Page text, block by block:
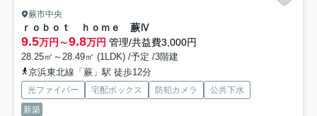
蕨市中央
ｒｏｂｏｔ ｈｏｍｅ 蕨Ⅳ
9.5万円～9.8万円 管理/共益費3,000円
28.25㎡～28.49㎡ (1LDK) /予定 /3階建
京浜東北線「蕨」駅 徒歩12分
光ファイバー 宅配ボックス 防犯カメラ
公共下水
新築